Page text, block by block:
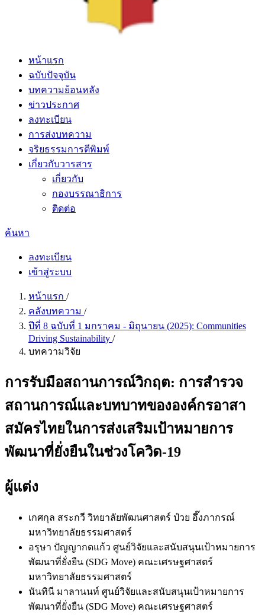
หน้าแรก
ฉบับปัจจุบัน
บทความย้อนหลัง
ข่าวประกาศ
ลงทะเบียน
การส่งบทความ
จริยธรรมการตีพิมพ์
เกี่ยวกับวารสาร
เกี่ยวกับ
กองบรรณาธิการ
ติดต่อ
ค้นหา
ลงทะเบียน
เข้าสู่ระบบ
หน้าแรก /
คลังบทความ /
ปีที่ 8 ฉบับที่ 1 มกราคม - มิถุนายน (2025): Communities
Driving Sustainability /
บทความวิจัย
การรับมือสถานการณ์วิกฤต: การสำรวจ
สถานการณ์และบทบาทขององค์กรอาสา
สมัครไทยในการส่งเสริมเป้าหมายการ
พัฒนาที่ยั่งยืนในช่วงโควิด-19
ผู้แต่ง
เกศกุล สระกวี วิทยาลัยพัฒนศาสตร์ ป๋วย อึ๊งภากรณ์
มหาวิทยาลัยธรรมศาสตร์
อรุษา ปัญญากดแก้ว ศูนย์วิจัยและสนับสนุนเป้าหมายการ
พัฒนาที่ยั่งยืน (SDG Move) คณะเศรษฐศาสตร์
มหาวิทยาลัยธรรมศาสตร์
นันทินี มาลานนท์ ศูนย์วิจัยและสนับสนุนเป้าหมายการ
พัฒนาที่ยั่งยืน (SDG Move) คณะเศรษฐศาสตร์